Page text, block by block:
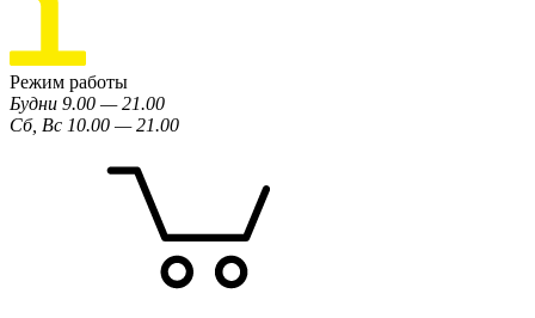
Режим работы
Будни 9.00 — 21.00
Сб, Вс 10.00 — 21.00